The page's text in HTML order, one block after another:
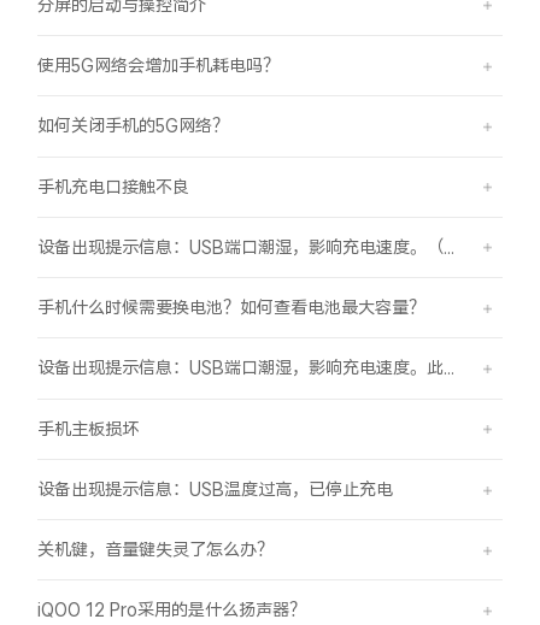
分屏的启动与操控简介
使用5G网络会增加手机耗电吗？
如何关闭手机的5G网络？
手机充电口接触不良
手机什么时候需要换电池？如何查看电池最大容量？
设备出现提示信息：USB端口潮湿，影响充电速度。此时设备不能充电或充电速度变慢。
手机主板损坏
设备出现提示信息：USB温度过高，已停止充电
关机键，音量键失灵了怎么办？
iQOO 12 Pro采用的是什么扬声器？